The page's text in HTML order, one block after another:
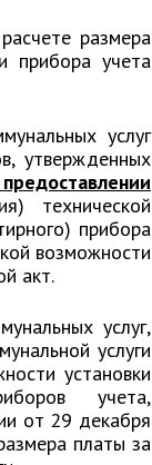
размера
прибора учета
услуг
утвержденных
предоставлении
технической
прибора
возможности
акт.
услуг,
услуги
установки
учета,
от 29 декабря
платы за